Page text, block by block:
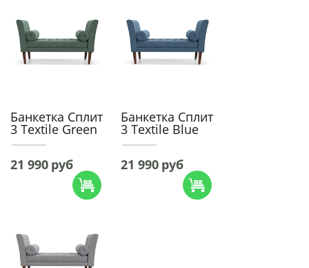
Банкетка Сплит
3 Textile Green
21 990 руб
Банкетка Сплит
3 Textile Blue
21 990 руб